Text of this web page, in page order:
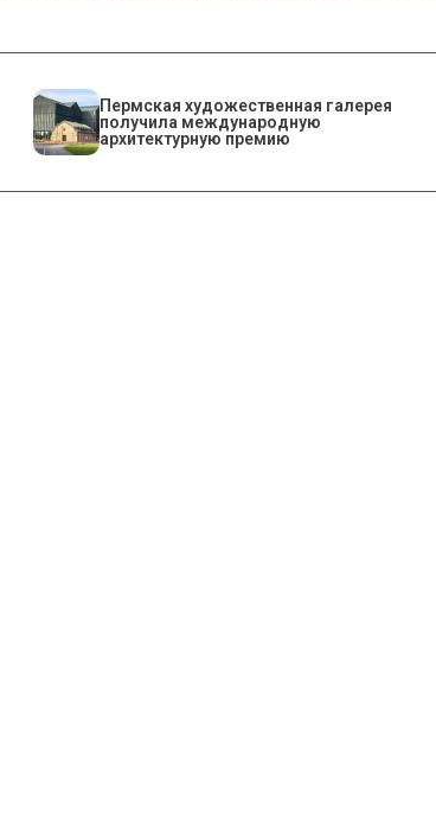
Пермская художественная галерея
получила международную
архитектурную премию